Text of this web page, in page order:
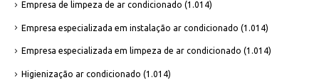
Empresa de limpeza de ar condicionado (1.014)
Empresa especializada em instalação ar condicionado (1.014)
Empresa especializada em limpeza de ar condicionado (1.014)
Higienização ar condicionado (1.014)